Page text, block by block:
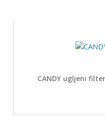
CANDY ugljeni